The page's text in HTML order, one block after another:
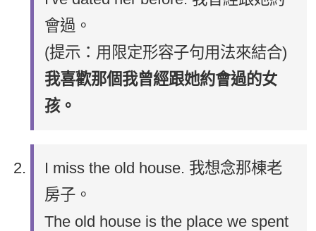
會過。
(提示：用限定形容子句用法來結合)
我喜歡那個我曾經跟她約會過的女
孩。
I miss the old house. 我想念那棟老
房子。
The old house is the place we spent